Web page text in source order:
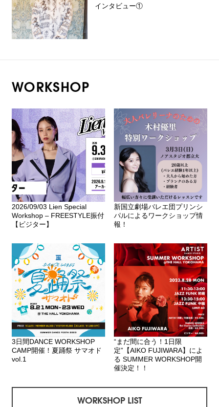
インタビュー①
WORKSHOP
2026/09/03 Lien Special
Workshop – FREESTYLE振付
【ビジター】
新国立劇場バレエ団プリンシ
パルによるワークショップ情
報！
3日間DANCE WORKSHOP
CAMP開催！夏踊祭 サマオド
vol.1
“まだ間に合う！1日限
定”【AIKO FUJIWARA】によ
る SUMMER WORKSHOP開
催決定！！
WORKSHOP LIST